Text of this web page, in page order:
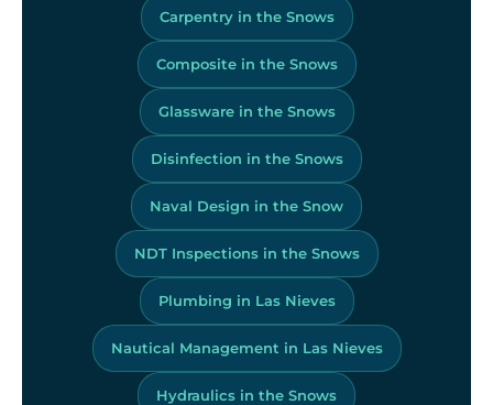
Carpentry in the Snows
Composite in the Snows
Glassware in the Snows
Disinfection in the Snows
Naval Design in the Snow
NDT Inspections in the Snows
Plumbing in Las Nieves
Nautical Management in Las Nieves
Hydraulics in the Snows